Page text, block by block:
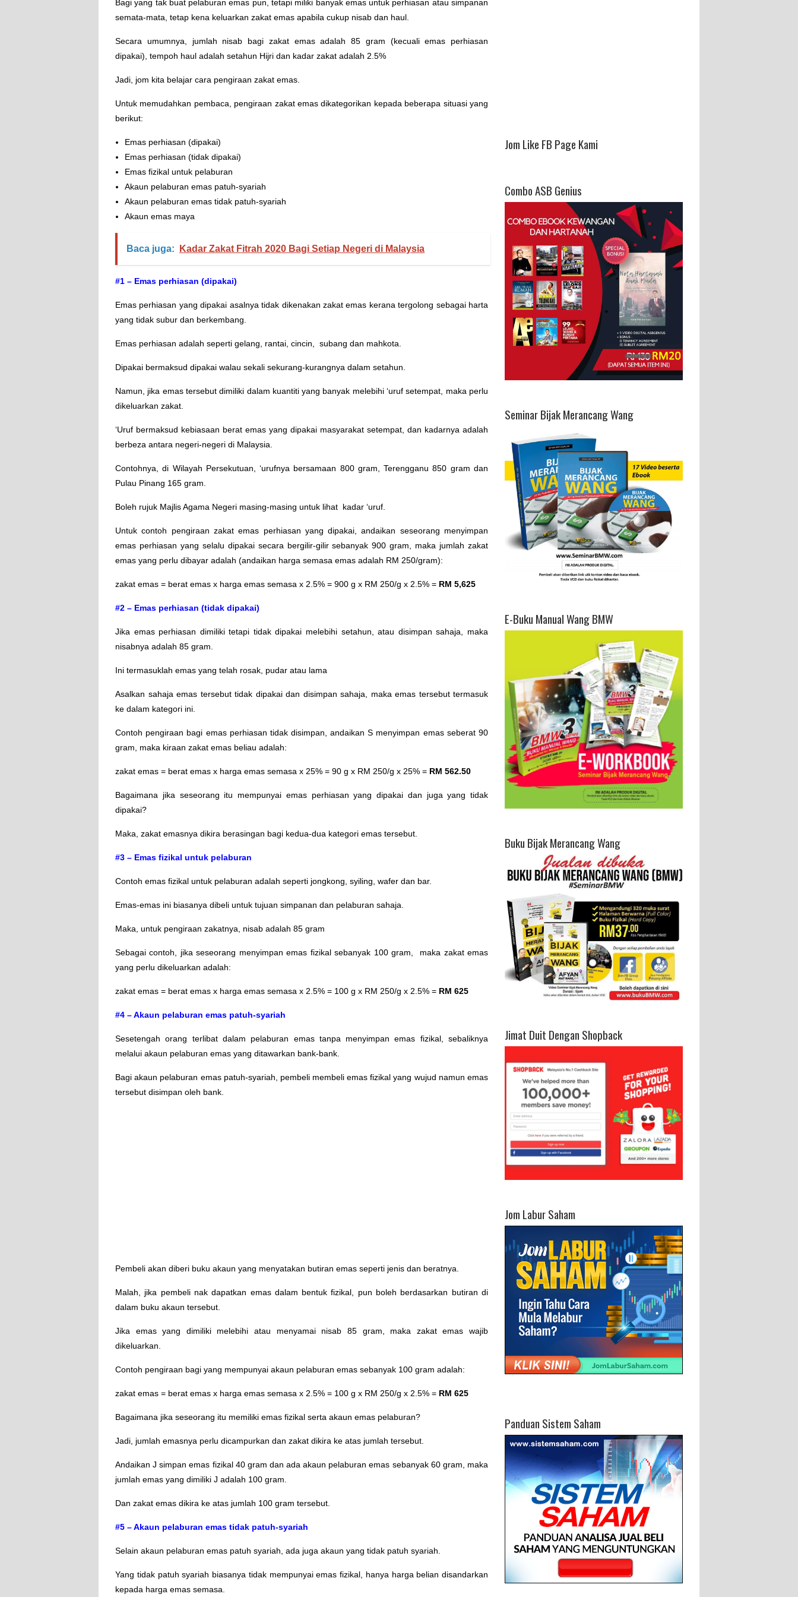
Bagi yang tak buat pelaburan emas pun, tetapi miliki banyak emas untuk perhiasan atau simpanan
semata-mata, tetap kena keluarkan zakat emas apabila cukup nisab dan haul.
Secara umumnya, jumlah nisab bagi zakat emas adalah 85 gram (kecuali emas perhiasan
dipakai), tempoh haul adalah setahun Hijri dan kadar zakat adalah 2.5%
Jadi, jom kita belajar cara pengiraan zakat emas.
Untuk memudahkan pembaca, pengiraan zakat emas dikategorikan kepada beberapa situasi yang
berikut:
Emas perhiasan (dipakai)
Emas perhiasan (tidak dipakai)
Emas fizikal untuk pelaburan
Akaun pelaburan emas patuh-syariah
Akaun pelaburan emas tidak patuh-syariah
Akaun emas maya
Baca juga: Kadar Zakat Fitrah 2020 Bagi Setiap Negeri di Malaysia
#1 – Emas perhiasan (dipakai)
Emas perhiasan yang dipakai asalnya tidak dikenakan zakat emas kerana tergolong sebagai harta
yang tidak subur dan berkembang.
Emas perhiasan adalah seperti gelang, rantai, cincin, subang dan mahkota.
Dipakai bermaksud dipakai walau sekali sekurang-kurangnya dalam setahun.
Namun, jika emas tersebut dimiliki dalam kuantiti yang banyak melebihi ‘uruf setempat, maka perlu
dikeluarkan zakat.
‘Uruf bermaksud kebiasaan berat emas yang dipakai masyarakat setempat, dan kadarnya adalah
berbeza antara negeri-negeri di Malaysia.
Contohnya, di Wilayah Persekutuan, ‘urufnya bersamaan 800 gram, Terengganu 850 gram dan
Pulau Pinang 165 gram.
Boleh rujuk Majlis Agama Negeri masing-masing untuk lihat kadar ‘uruf.
Untuk contoh pengiraan zakat emas perhiasan yang dipakai, andaikan seseorang menyimpan
emas perhiasan yang selalu dipakai secara bergilir-gilir sebanyak 900 gram, maka jumlah zakat
emas yang perlu dibayar adalah (andaikan harga semasa emas adalah RM 250/gram):
zakat emas = berat emas x harga emas semasa x 2.5% = 900 g x RM 250/g x 2.5% = RM 5,625
#2 – Emas perhiasan (tidak dipakai)
Jika emas perhiasan dimiliki tetapi tidak dipakai melebihi setahun, atau disimpan sahaja, maka
nisabnya adalah 85 gram.
Ini termasuklah emas yang telah rosak, pudar atau lama
Asalkan sahaja emas tersebut tidak dipakai dan disimpan sahaja, maka emas tersebut termasuk
ke dalam kategori ini.
Contoh pengiraan bagi emas perhiasan tidak disimpan, andaikan S menyimpan emas seberat 90
gram, maka kiraan zakat emas beliau adalah:
zakat emas = berat emas x harga emas semasa x 25% = 90 g x RM 250/g x 25% = RM 562.50
Bagaimana jika seseorang itu mempunyai emas perhiasan yang dipakai dan juga yang tidak
dipakai?
Maka, zakat emasnya dikira berasingan bagi kedua-dua kategori emas tersebut.
#3 – Emas fizikal untuk pelaburan
Contoh emas fizikal untuk pelaburan adalah seperti jongkong, syiling, wafer dan bar.
Emas-emas ini biasanya dibeli untuk tujuan simpanan dan pelaburan sahaja.
Maka, untuk pengiraan zakatnya, nisab adalah 85 gram
Sebagai contoh, jika seseorang menyimpan emas fizikal sebanyak 100 gram, maka zakat emas
yang perlu dikeluarkan adalah:
zakat emas = berat emas x harga emas semasa x 2.5% = 100 g x RM 250/g x 2.5% = RM 625
#4 – Akaun pelaburan emas patuh-syariah
Sesetengah orang terlibat dalam pelaburan emas tanpa menyimpan emas fizikal, sebaliknya
melalui akaun pelaburan emas yang ditawarkan bank-bank.
Bagi akaun pelaburan emas patuh-syariah, pembeli membeli emas fizikal yang wujud namun emas
tersebut disimpan oleh bank.
Pembeli akan diberi buku akaun yang menyatakan butiran emas seperti jenis dan beratnya.
Malah, jika pembeli nak dapatkan emas dalam bentuk fizikal, pun boleh berdasarkan butiran di
dalam buku akaun tersebut.
Jika emas yang dimiliki melebihi atau menyamai nisab 85 gram, maka zakat emas wajib
dikeluarkan.
Contoh pengiraan bagi yang mempunyai akaun pelaburan emas sebanyak 100 gram adalah:
zakat emas = berat emas x harga emas semasa x 2.5% = 100 g x RM 250/g x 2.5% = RM 625
Bagaimana jika seseorang itu memiliki emas fizikal serta akaun emas pelaburan?
Jadi, jumlah emasnya perlu dicampurkan dan zakat dikira ke atas jumlah tersebut.
Andaikan J simpan emas fizikal 40 gram dan ada akaun pelaburan emas sebanyak 60 gram, maka
jumlah emas yang dimiliki J adalah 100 gram.
Dan zakat emas dikira ke atas jumlah 100 gram tersebut.
#5 – Akaun pelaburan emas tidak patuh-syariah
Selain akaun pelaburan emas patuh syariah, ada juga akaun yang tidak patuh syariah.
Yang tidak patuh syariah biasanya tidak mempunyai emas fizikal, hanya harga belian disandarkan
kepada harga emas semasa.
Jom Like FB Page Kami
Combo ASB Genius
Seminar Bijak Merancang Wang
E-Buku Manual Wang BMW
Buku Bijak Merancang Wang
Jimat Duit Dengan Shopback
Jom Labur Saham
Panduan Sistem Saham